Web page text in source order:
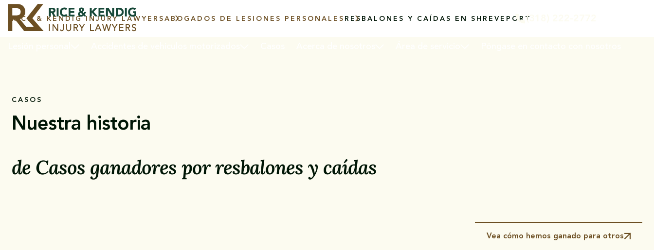
(318) 222-2772
Shreveport
Abogados de
RICE & KENDIG INJURY LAWYERS ABOGADOS DE LESIONES PERSONALES RESBALONES Y CAÍDAS EN SHREVEPORT
CASOS
Nuestra historia
de Casos ganadores por resbalones y caídas
Vea cómo hemos ganado para otros